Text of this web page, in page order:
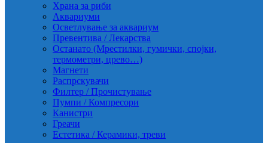
Храна за риби
Аквариуми
Осветлување за аквариум
Превентива / Лекарства
Останато (Мрестилки, гумички, спојки,
термометри, црево…)
Магнети
Распрскувачи
Филтер / Прочистување
Пумпи / Компресори
Канистри
Греачи
Естетика / Керамики, треви